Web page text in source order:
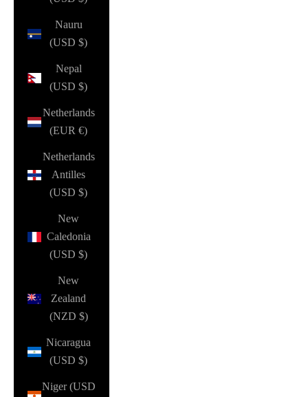
Nauru
(USD $)
Nepal
(USD $)
Netherlands
(EUR €)
Netherlands
Antilles
(USD $)
New
Caledonia
(USD $)
New
Zealand
(NZD $)
Nicaragua
(USD $)
Niger (USD